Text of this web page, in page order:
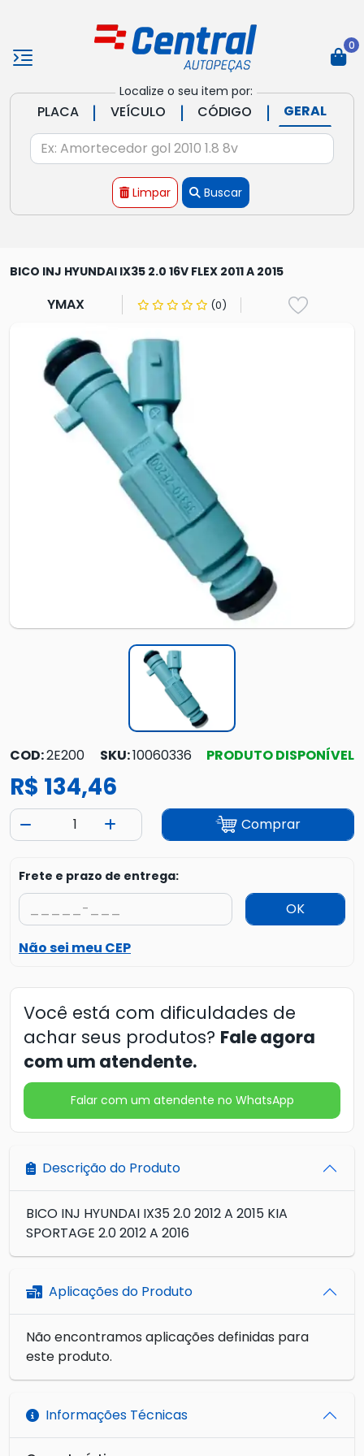
Localize o seu item por:
PLACA | VEÍCULO | CÓDIGO | GERAL
Limpar Buscar
0
BICO INJ HYUNDAI IX35 2.0 16V FLEX 2011 A 2015
YMAX (0)
COD:2E200 SKU:10060336 PRODUTO DISPONÍVEL
R$ 134,46
Comprar
Frete e prazo de entrega:
OK
Não sei meu CEP
Você está com dificuldades de
achar seus produtos? Fale agora
com um atendente.
Falar com um atendente no WhatsApp
Descrição do Produto
BICO INJ HYUNDAI IX35 2.0 2012 A 2015 KIA
SPORTAGE 2.0 2012 A 2016
Aplicações do Produto
Não encontramos aplicações definidas para
este produto.
Informações Técnicas